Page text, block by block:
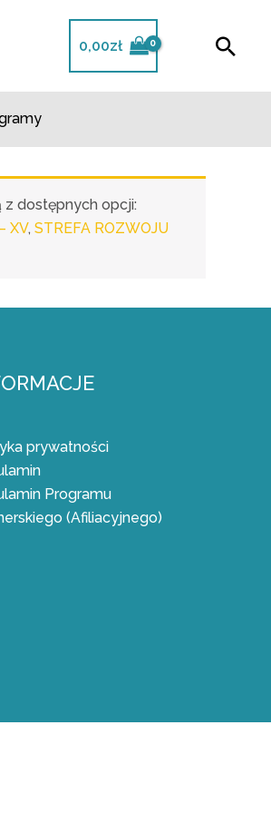
0,00zł
z dostępnych opcji:
XV, STREFA ROZWOJU
prywatności
Programu
(Afiliacyjnego)